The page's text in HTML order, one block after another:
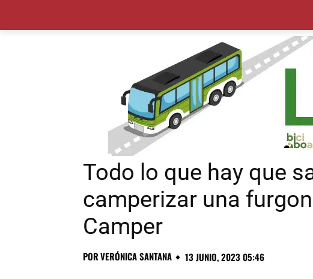
Todo lo que hay que
camperizar una
Camper
PORVERÓNICA SANTANA 13 JUNIO, 2023 05:46